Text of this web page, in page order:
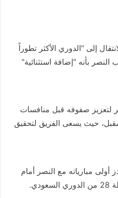
إلى "الدوري الأكثر تطوراً
بأنه "إضافة استثنائية"
لتعزيز صفوفه قبل منافسات
حيث يسعى الفريق لتحقيق
أولى مبارياته مع النصر أمام